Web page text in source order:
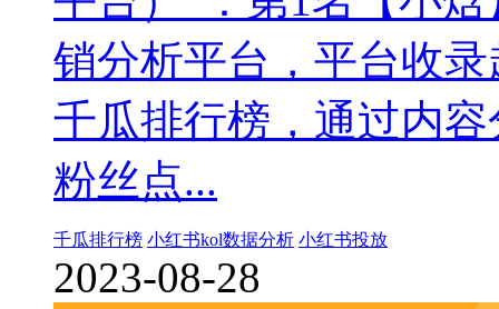
销分析平台，平台收
千瓜排行榜，通过内
粉丝点...
千瓜排行榜 小红书kol数据分析 小红书投放
2023-08-28